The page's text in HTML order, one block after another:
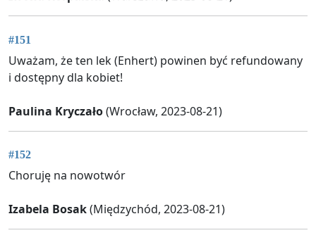
#151
Uważam, że ten lek (Enhert) powinen być refundowany
i dostępny dla kobiet!
Paulina Kryczało(Wrocław, 2023-08-21)
#152
Choruję na nowotwór
Izabela Bosak(Międzychód, 2023-08-21)